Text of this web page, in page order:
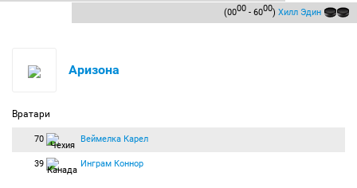
(0000 - 6000) Хилл Эдин
Аризона
Вратари
70 Веймелка Карел
39 Инграм Коннор